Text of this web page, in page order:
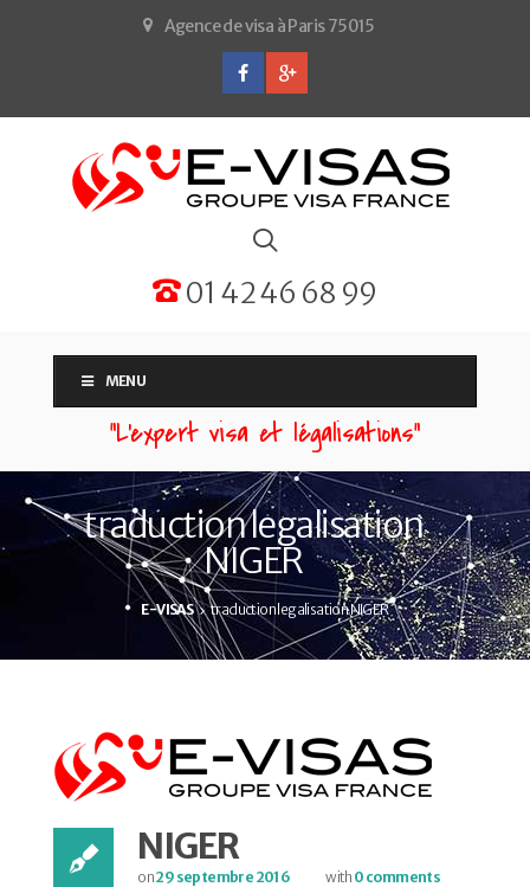
Agence de visa à Paris 75015
01 42 46 68 99
MENU
“L'expert visa et légalisations”
traduction legalisation
NIGER
E-VISAS traduction legalisation NIGER
NIGER
on29 septembre 2016 with 0 comments